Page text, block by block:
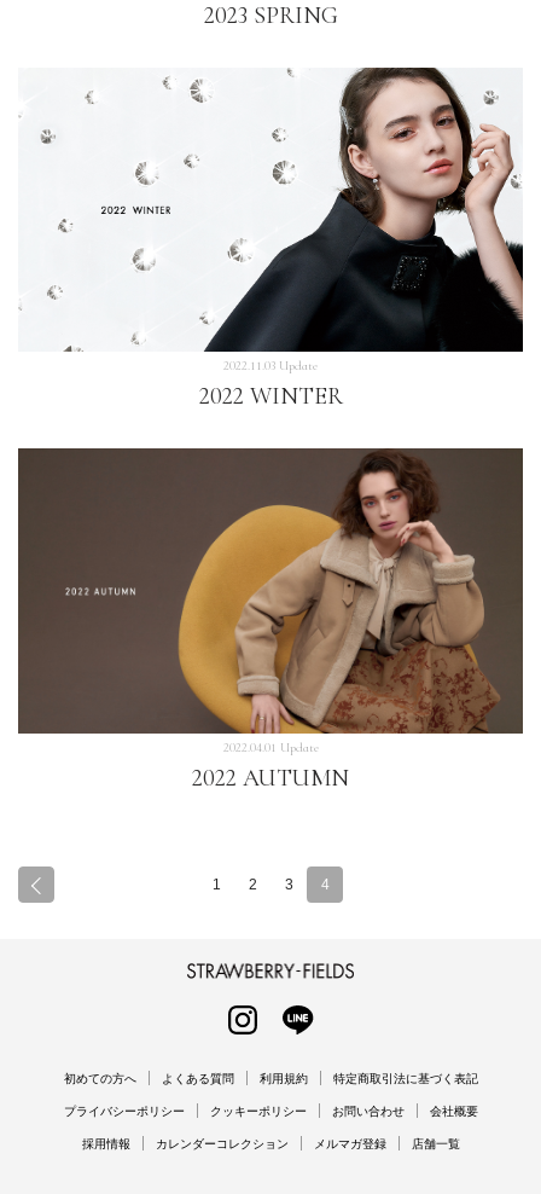
2023 SPRING
2022.11.03 Update
2022 WINTER
2022.04.01 Update
2022 AUTUMN
1 2 3 4
INSTAGRAM
初めての方へ よくある質問 利用規約 特定商取引法に基づく表記
プライバシーポリシー クッキーポリシー お問い合わせ 会社概要
採用情報 カレンダーコレクション メルマガ登録 店舗一覧